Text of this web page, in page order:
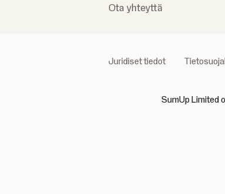
Ota yhteyttä
Juridiset tiedot
SumUp Limited